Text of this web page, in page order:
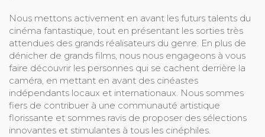
Nous mettons activement en avant les futurs talents du
cinéma fantastique, tout en présentant les sorties très
attendues des grands réalisateurs du genre. En plus de
dénicher de grands films, nous nous engageons à vous
faire découvrir les personnes qui se cachent derrière la
caméra, en mettant en avant des cinéastes
indépendants locaux et internationaux. Nous sommes
fiers de contribuer à une communauté artistique
florissante et sommes ravis de proposer des sélections
innovantes et stimulantes à tous les cinéphiles.